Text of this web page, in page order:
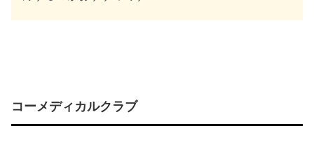
コーメディカルクラブ